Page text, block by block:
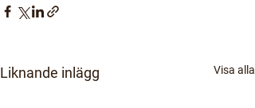
Liknande inlägg Visa alla